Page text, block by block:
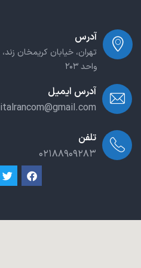
آدرس
واحد ۲۰۳
آدرس ایمیل
italrancom@gmail.com
تلفن
۰۲۱۸۸۹۰۹۲۸۳